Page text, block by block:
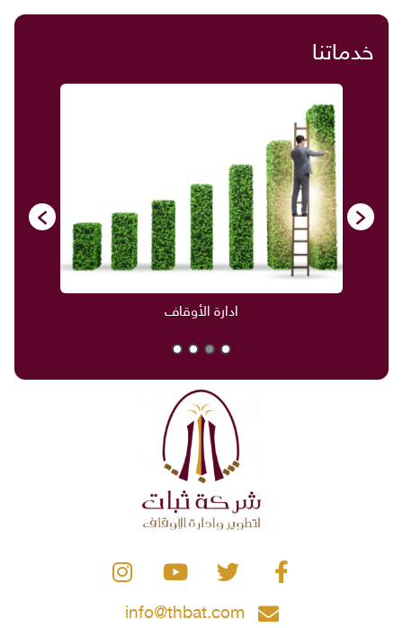
خدماتنا
ادارة الأوقاف
info@thbat.com